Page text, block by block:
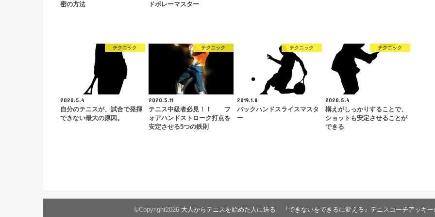
密の方法
ドボレーマスター
テクニック
2020.5.4
自分のテニスが、試合で発揮
できない最大の原因。
テクニック
2020.5.11
テニス中級者必見！！ フ
ォアハンドストローク打点を
安定させる5つの鉄則
テクニック
2019.1.8
バックハンドスライスマスタ
ー
テクニック
2020.5.4
構えがしっかりすることで、
ショットも安定させることが
できる
©Copyright2026 大人からテニスを始めた人に送る 『できないをできるに変える』テニスコーチアッキー